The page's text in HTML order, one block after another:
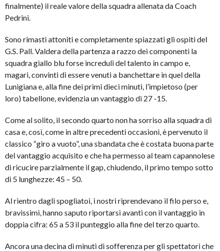
finalmente) il reale valore della squadra allenata da Coach
Pedrini.
Sono rimasti attoniti e completamente spiazzati gli ospiti del
G.S. Pall. Valdera della partenza a razzo dei componenti la
squadra giallo blu forse increduli del talento in campo e,
magari, convinti di essere venuti a banchettare in quel della
Lunigiana e, alla fine dei primi dieci minuti, l’impietoso (per
loro) tabellone, evidenzia un vantaggio di 27 -15.
Come al solito, il secondo quarto non ha sorriso alla squadra di
casa e, così, come in altre precedenti occasioni, è pervenuto il
classico “giro a vuoto”, una sbandata che è costata buona parte
del vantaggio acquisito e che ha permesso al team capannolese
di ricucire parzialmente il gap, chiudendo, il primo tempo sotto
di 5 lunghezze: 45 – 50.
Al rientro dagli spogliatoi, i nostri riprendevano il filo perso e,
bravissimi, hanno saputo riportarsi avanti con il vantaggio in
doppia cifra: 65 a 53 il punteggio alla fine del terzo quarto.
Ancora una decina di minuti di sofferenza per gli spettatori che